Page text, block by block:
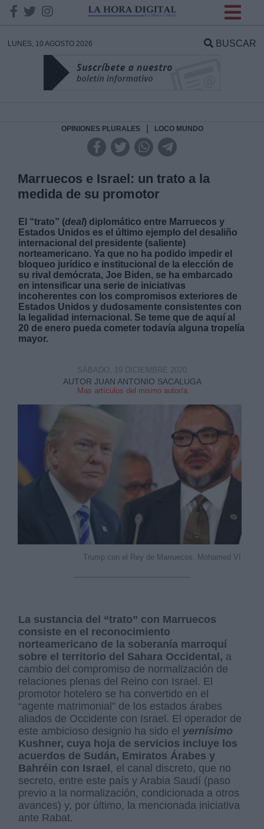
LUNES, 10 AGOSTO 2026 BUSCAR
OPINIONES PLURALES LOCO MUNDO
Marruecos e Israel: un trato a la
medida de su promotor
El “trato” (deal) diplomático entre Marruecos y
Estados Unidos es el último ejemplo del desaliño
internacional del presidente (saliente)
norteamericano. Ya que no ha podido impedir el
bloqueo jurídico e institucional de la elección de
su rival demócrata, Joe Biden, se ha embarcado
en intensificar una serie de iniciativas
incoherentes con los compromisos exteriores de
Estados Unidos y dudosamente consistentes con
la legalidad internacional. Se teme que de aquí al
20 de enero pueda cometer todavía alguna tropelía
mayor.
AUTOR JUAN ANTONIO SACALUGA
Mas artículos del mismo autor/a
SÁBADO, 19 DICIEMBRE 2020
Trump con el Rey de Marruecos, Mohamed VI
La sustancia del “trato” con Marruecos
consiste en el reconocimiento
norteamericano de la soberanía marroquí
sobre el territorio del Sahara Occidental, a
cambio del compromiso de normalización de
relaciones plenas del Reino con Israel. El
promotor hotelero se ha convertido en el
“agente matrimonial” de los estados árabes
aliados de Occidente con Israel. El operador de
este ambicioso designio ha sido el yernísimo
Kushner, cuya hoja de servicios incluye los
acuerdos de Sudán, Emiratos Árabes y
Bahréin con Israel, el canal discreto, que no
secreto, entre este país y Arabia Saudí (paso
previo a la normalización, condicionada a otros
avances) y, por último, la mencionada iniciativa
ante Rabat.
DATOS
Responsable:
Destinatarios:
Derechos:
link
Información adicional